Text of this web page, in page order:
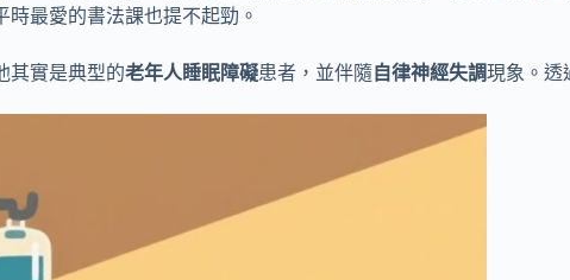
最愛的書法課也提不起勁。
其實是典型的老年人睡眠障礙患者，並伴隨 自律神經失調現象。透